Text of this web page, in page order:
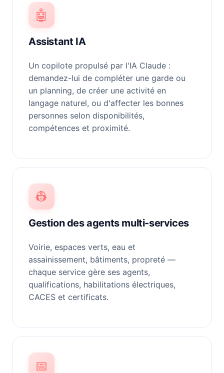
🤖
Assistant IA
Un copilote propulsé par l'IA Claude :
demandez-lui de compléter une garde ou
un planning, de créer une activité en
langage naturel, ou d'affecter les bonnes
personnes selon disponibilités,
compétences et proximité.
👷
Gestion des agents multi-services
Voirie, espaces verts, eau et
assainissement, bâtiments, propreté —
chaque service gère ses agents,
qualifications, habilitations électriques,
CACES et certificats.
📅